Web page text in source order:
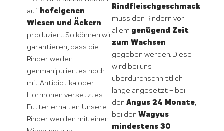
auf hofeigenen
Wiesen und Äckern
produziert. So können wir
garantieren, dass die
Rinder weder
genmanipuliertes noch
mit Antibiotika oder
Hormonen versetztes
Futter erhalten. Unsere
Rinder werden mit einer
Rindfleischgeschmack
muss den Rindern vor
allem genügend Zeit
zum Wachsen
gegeben werden. Diese
wird bei uns
überdurchschnittlich
lange angesetzt – bei
den Angus 24 Monate,
bei den Wagyus
mindestens 30